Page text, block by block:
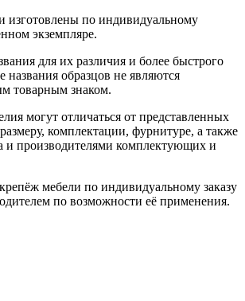
изготовлены по индивидуальному
экземпляре.
для их различия и более быстрого
названия образцов не являются
товарным знаком.
могут отличаться от представленных
комплектации, фурнитуре, а также
и производителями комплектующих и
мебели по индивидуальному заказу
по возможности её применения.